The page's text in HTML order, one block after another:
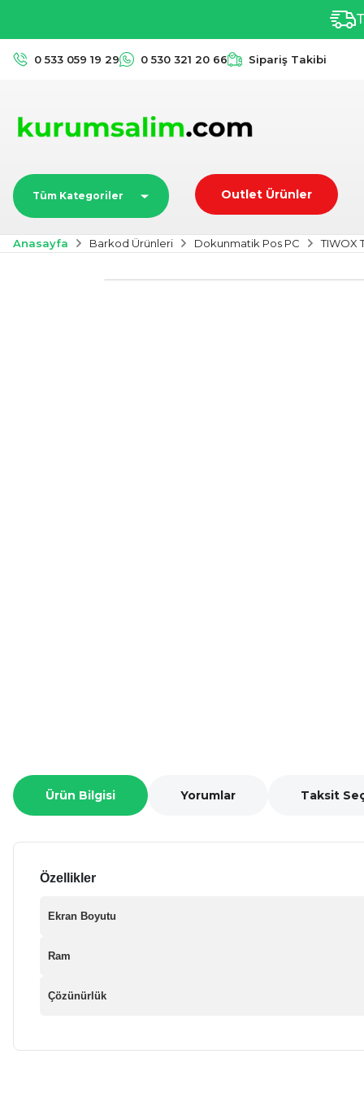
0 533 059 19 29 0 530 321 20 66 Sipariş Takibi
Tüm Kategoriler Outlet Ürünler
Anasayfa Barkod Ürünleri Dokunmatik Pos PC TIWOX
Ürün Bilgisi Yorumlar Taksit
Özellikler
Ekran Boyutu
Ram
Çözünürlük